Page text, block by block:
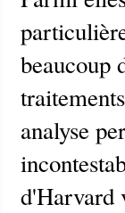
beaucoup
analyse
d'Harvard